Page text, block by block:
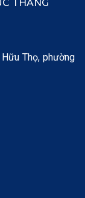
THẮNG
Thọ, phường